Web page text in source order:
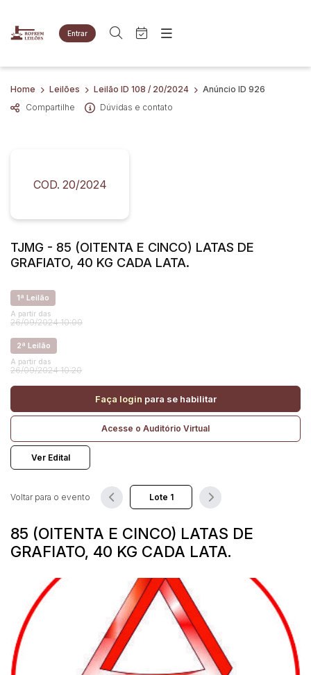
Entrar
Criar conta Entrar
Site
Agenda
Quem Somos
Imóveis
Terreno
Veículos
Caminhões
Motos
Busca por palavra-chave
Bairro
Judiciais Extrajudiciais
R$
Quem Somos
Home Leilões Leilão ID 108 / 20/2024
Anúncio ID 926
Compartilhe
Dúvidas e contato
COD. 20/2024
TJMG - 85 (OITENTA E CINCO) LATAS DE
GRAFIATO, 40 KG CADA LATA.
1ª Leilão
A partir das
26/09/2024 10:00
2ª Leilão
A partir das
26/09/2024 10:20
Faça login para se habilitar
Acesse o Auditório Virtual
Ver Edital
85 (OITENTA E CINCO) LATAS DE
GRAFIATO, 40 KG CADA LATA.
Voltar para o evento